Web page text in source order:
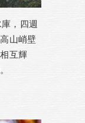
，四週
山峭壁
互輝